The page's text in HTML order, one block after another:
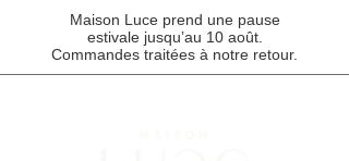
Maison Luce prend une pause
estivale jusqu’au 10 août.
Commandes traitées à notre retour.